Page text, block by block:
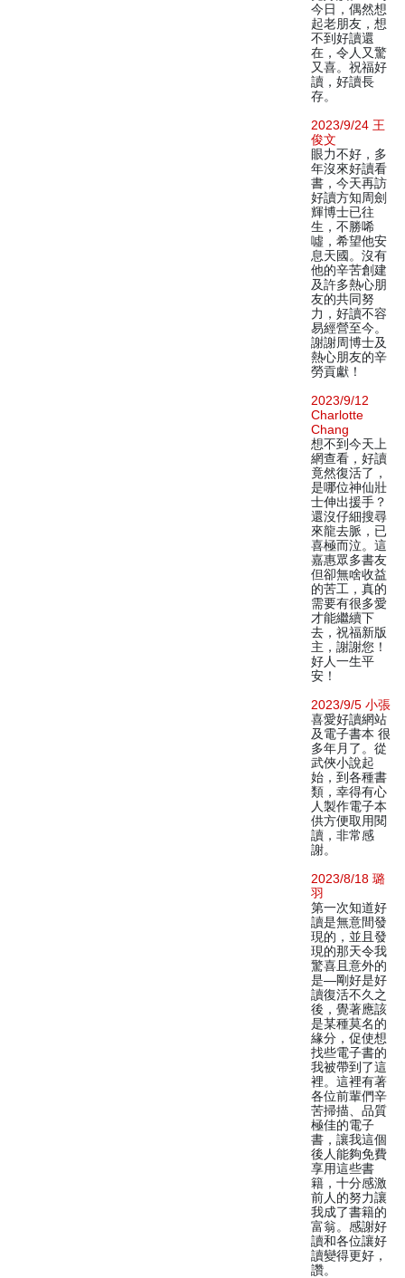
今日，偶然想
起老朋友，想
不到好讀還
在，令人又驚
又喜。祝福好
讀，好讀長
存。
2023/9/24 王
俊文
眼力不好，多
年沒來好讀看
書，今天再訪
好讀方知周劍
輝博士已往
生，不勝唏
噓，希望他安
息天國。沒有
他的辛苦創建
及許多熱心朋
友的共同努
力，好讀不容
易經營至今。
謝謝周博士及
熱心朋友的辛
勞貢獻！
2023/9/12
Charlotte
Chang
想不到今天上
網查看，好讀
竟然復活了，
是哪位神仙壯
士伸出援手？
還沒仔細搜尋
來龍去脈，已
喜極而泣。這
嘉惠眾多書友
但卻無啥收益
的苦工，真的
需要有很多愛
才能繼續下
去，祝福新版
主，謝謝您！
好人一生平
安！
2023/9/5 小張
喜愛好讀網站
及電子書本 很
多年月了。從
武俠小說起
始，到各種書
類，幸得有心
人製作電子本
供方便取用閱
讀，非常感
謝。
2023/8/18 璐
羽
第一次知道好
讀是無意間發
現的，並且發
現的那天令我
驚喜且意外的
是—剛好是好
讀復活不久之
後，覺著應該
是某種莫名的
緣分，促使想
找些電子書的
我被帶到了這
裡。這裡有著
各位前輩們辛
苦掃描、品質
極佳的電子
書，讓我這個
後人能夠免費
享用這些書
籍，十分感激
前人的努力讓
我成了書籍的
富翁。感謝好
讀和各位讓好
讀變得更好，
讚。